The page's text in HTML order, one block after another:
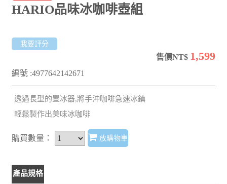
HARIO品味冰咖啡壺組
我要評分
售價NT$ 1,599
編號 :4977642142671
透過長型的置冰器,將手沖咖啡急速冰鎮
輕鬆製作出美味冰咖啡
購買數量： 放購物車
產品規格